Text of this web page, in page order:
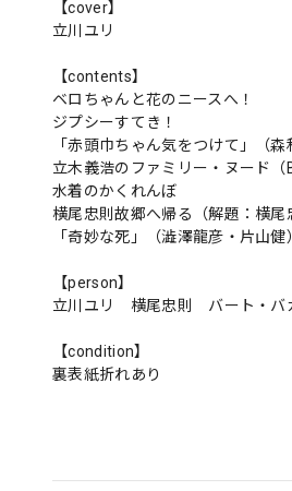
【cover】
立川ユリ
【contents】
ベロちゃんと花のニースへ！
ジプシーすてき！
「赤頭巾ちゃん気をつけて」（森
立木義浩のファミリー・ヌード（
水着のかくれんぼ
横尾忠則故郷へ帰る（解題：横尾
「奇妙な死」（澁澤龍彦・片山健
【person】
立川ユリ 横尾忠則 バート・バ
【condition】
裏表紙折れあり